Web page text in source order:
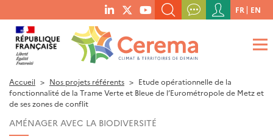
menu
social
links
RECHERCHER UN MOT-CLÉ, UNE PUBLICATION, ETC.
QUE RECHERCHEZ-VOUS ?
Menu
du
compte
de
FR EN
Accueil Nos projets référents
Etude opérationnelle de la
fonctionnalité de la Trame Verte et Bleue de l’Eurométropole de Metz et
de ses zones de conflit
AMÉNAGER AVEC LA BIODIVERSITÉ